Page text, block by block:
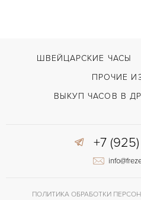
ШВЕЙЦАРСКИЕ ЧАСЫ
ПРОЧИЕ
ВЫКУП ЧАСОВ В
+7 (925)
ПОЛИТИКА ОБРАБОТКИ